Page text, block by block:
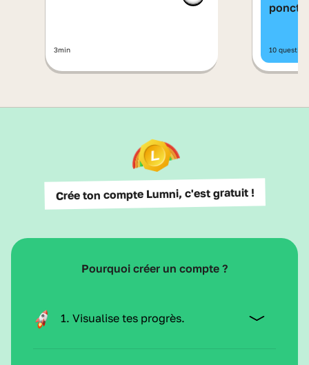
3min 10
Crée ton compte Lumni, c'est gratuit !
Pourquoi créer un compte ?
1. Visualise tes progrès.